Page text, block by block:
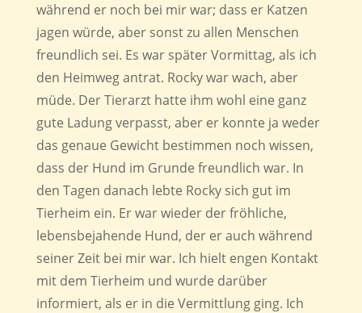
während er noch bei mir war; dass er Katzen
jagen würde, aber sonst zu allen Menschen
freundlich sei. Es war später Vormittag, als ich
den Heimweg antrat. Rocky war wach, aber
müde. Der Tierarzt hatte ihm wohl eine ganz
gute Ladung verpasst, aber er konnte ja weder
das genaue Gewicht bestimmen noch wissen,
dass der Hund im Grunde freundlich war. In
den Tagen danach lebte Rocky sich gut im
Tierheim ein. Er war wieder der fröhliche,
lebensbejahende Hund, der er auch während
seiner Zeit bei mir war. Ich hielt engen Kontakt
mit dem Tierheim und wurde darüber
informiert, als er in die Vermittlung ging. Ich